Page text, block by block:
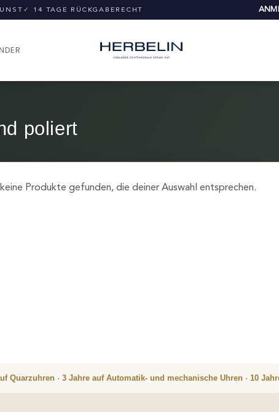
✓ 14 TAGE RÜCKGABERECHT
poliert
keine Produkte gefunden, die deiner Auswahl entsprechen.
Quarzuhren· 3 Jahre auf Automatik- und mechanische Uhren· 10